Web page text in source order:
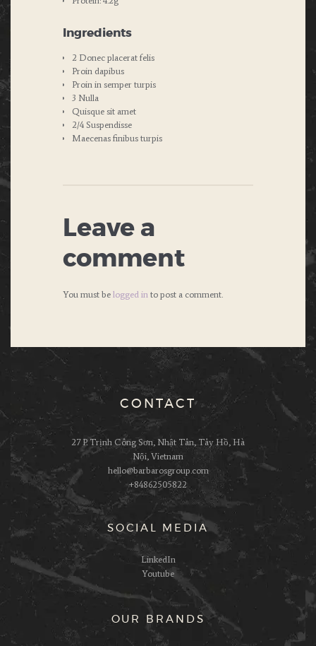
Ingredients
2 Donec placerat felis
Proin dapibus
Proin in semper turpis
3 Nulla
Quisque sit amet
2/4 Suspendisse
Maecenas finibus turpis
Leave a
comment
You must be logged in to post a comment.
CONTACT
27 P. Trịnh Công Sơn, Nhật Tân, Tây Hồ, Hà
Nội, Vietnam
hello@barbarosgroup.com
+84862505822
SOCIAL MEDIA
LinkedIn
Youtube
OUR BRANDS